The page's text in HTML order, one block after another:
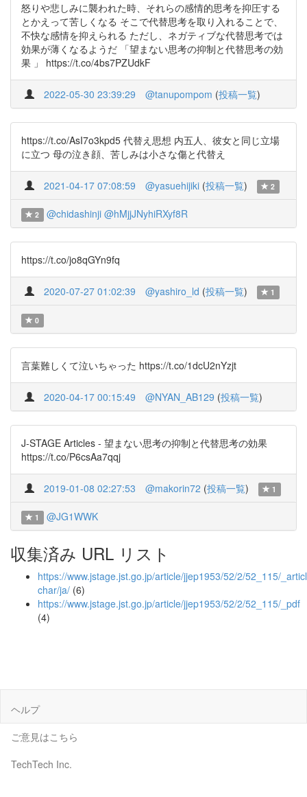
怒りや悲しみに襲われた時、それらの感情的思考を抑圧する
とかえって苦しくなる そこで代替思考を取り入れることで、
不快な感情を抑えられる ただし、ネガティブな代替思考では
効果が薄くなるようだ 「望まない思考の抑制と代替思考の効
果 」 https://t.co/4bs7PZUdkF
2022-05-30 23:39:29 @tanupompom (投稿一覧)
https://t.co/AsI7o3kpd5 代替え思想 内五人、彼女と同じ立場
に立つ 母の泣き顔、苦しみは小さな傷と代替え
2021-04-17 07:08:59 @yasuehijiki (投稿一覧) 2
2 @chidashinji @hMjjJNyhiRXyf8R
https://t.co/jo8qGYn9fq
2020-07-27 01:02:39 @yashiro_ld (投稿一覧) 1
0
言葉難しくて泣いちゃった https://t.co/1dcU2nYzjt
2020-04-17 00:15:49 @NYAN_AB129 (投稿一覧)
J-STAGE Articles - 望まない思考の抑制と代替思考の効果
https://t.co/P6csAa7qqj
2019-01-08 02:27:53 @makorin72 (投稿一覧) 1
1 @JG1WWK
収集済み URL リスト
https://www.jstage.jst.go.jp/article/jjep1953/52/2/52_115/
char/ja/ (6)
https://www.jstage.jst.go.jp/article/jjep1953/52/2/52_115/_pdf
(4)
ヘルプ
ご意見はこちら
TechTech Inc.